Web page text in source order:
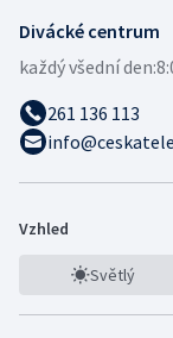
Divácké centrum
každý všední den:
261 136 113
Vzhled
Světlý